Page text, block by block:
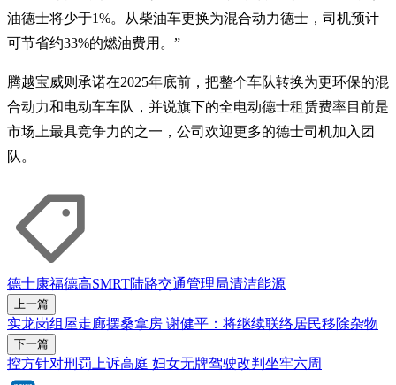
油德士将少于1%。从柴油车更换为混合动力德士，司机预计
可节省约33%的燃油费用。”
腾越宝威则承诺在2025年底前，把整个车队转换为更环保的混
合动力和电动车车队，并说旗下的全电动德士租赁费率目前是
市场上最具竞争力的之一，公司欢迎更多的德士司机加入团
队。
德士康福德高SMRT陆路交通管理局清洁能源
上一篇
实龙岗组屋走廊摆桑拿房 谢健平：将继续联络居民移除杂物
下一篇
控方针对刑罚上诉高庭 妇女无牌驾驶改判坐牢六周